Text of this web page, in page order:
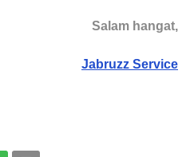
Salam hangat,
Jabruzz Service